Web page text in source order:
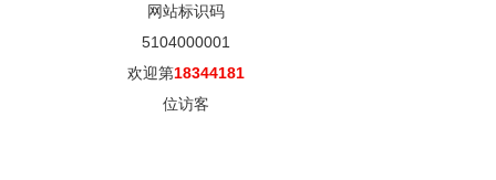
网站标识码
5104000001
欢迎第18344181
位访客